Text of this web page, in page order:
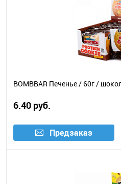
BOMBBAR Печенье / 60г /
6.40 руб.
Предзаказ